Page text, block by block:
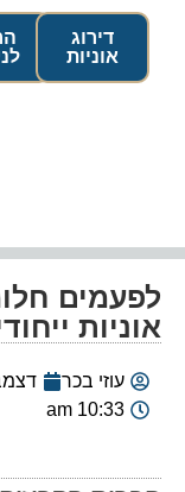
דירוג
אוניות
לפעמים
אוניות
עוזי בכר
דצמבר
10:33 am